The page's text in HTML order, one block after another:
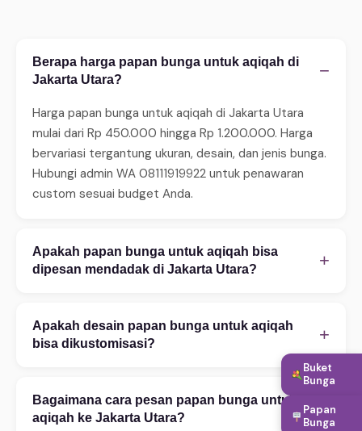
Berapa harga papan bunga untuk aqiqah di
Jakarta Utara?
−
Harga papan bunga untuk aqiqah di Jakarta Utara
mulai dari Rp 450.000 hingga Rp 1.200.000. Harga
bervariasi tergantung ukuran, desain, dan jenis bunga.
Hubungi admin WA 08111919922 untuk penawaran
custom sesuai budget Anda.
Apakah papan bunga untuk aqiqah bisa
dipesan mendadak di Jakarta Utara?
+
Untuk same-day delivery (2–4 jam), pastikan order
sebelum jam 14:00. Tersedia juga layanan express 2–
4 jam untuk area tertentu. Hubungi WA untuk
Apakah desain papan bunga untuk aqiqah
bisa dikustomisasi?
+
Tentu! Kami melayani kustomisasi penuh — mulai
warna bunga, ukuran rangkaian, teks ucapan, hingga
penambahan aksesoris. Konsultasi desain gratis via
Bagaimana cara pesan papan bunga untuk
aqiqah ke Jakarta Utara?
+
Buket
Bunga
Papan
Bunga